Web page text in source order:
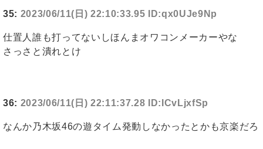
35: 2023/06/11(日) 22:10:33.95 ID:qx0UJe9Np
仕置人誰も打ってないしほんまオワコンメーカーやな
さっさと潰れとけ
36: 2023/06/11(日) 22:11:37.28 ID:ICvLjxfSp
なんか乃木坂46の遊タイム発動しなかったとかも京楽だろ